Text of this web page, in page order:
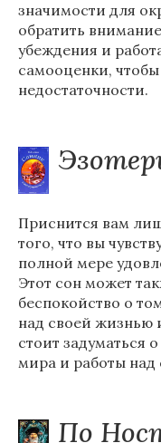
значимости для
обратить
убеждения и
самооценки, чтобы
недостаточности.
Приснится вам
того, что вы
полной мере
Этот сон может
беспокойство о
над своей жизнью
стоит задуматься
мира и работы
По